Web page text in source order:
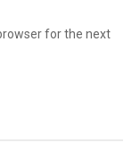
for the next